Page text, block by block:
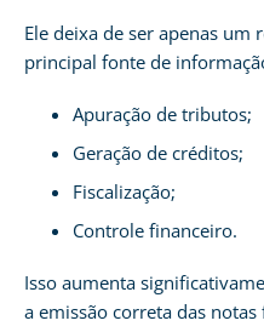
Ele deixa de ser apenas um
principal fonte de
Apuração de tributos;
Geração de créditos;
Fiscalização;
Controle financeiro.
Isso aumenta
a emissão correta das notas